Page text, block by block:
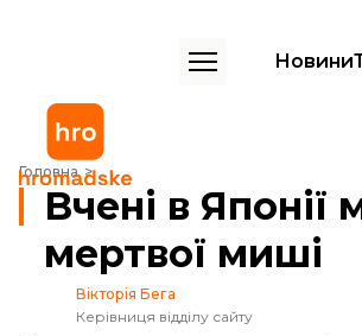
Новини
Головна
Вчені в Японії майже на місяць оживили
Вчені в
мертвої миші
Вікторія Бега
Керівниця відділу сайту